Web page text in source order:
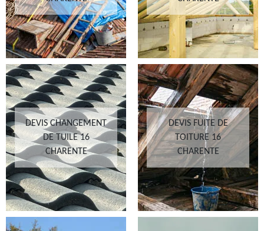
DEVIS CHANGEMENT
DE TUILE 16
CHARENTE
DEVIS FUITE DE
TOITURE 16
CHARENTE